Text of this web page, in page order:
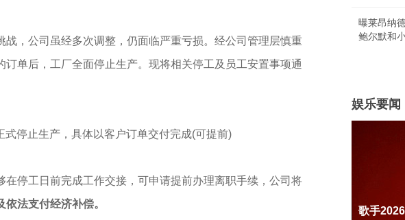
战，公司虽经多次调整，仍面临严重亏损。经公司管理层慎重
订单后，工厂全面停止生产。现将相关停工及员工安置事项通
停止生产，具体以客户订单交付完成(可提前)
在停工日前完成工作交接，可申请提前办理离职手续，公司将
法支付经济补偿。
曝莱昂纳
鲍尔默和
娱乐要闻
歌手